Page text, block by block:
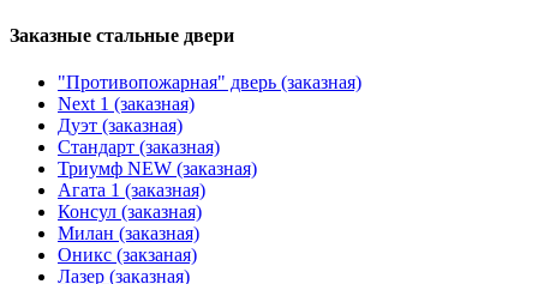
Заказные стальные двери
"Противопожарная" дверь (заказная)
Next 1 (заказная)
Дуэт (заказная)
Стандарт (заказная)
Триумф NEW (заказная)
Агата 1 (заказная)
Консул (заказная)
Милан (заказная)
Оникс (закзаная)
Лазер (заказная)